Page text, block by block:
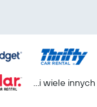
...i wiele innych